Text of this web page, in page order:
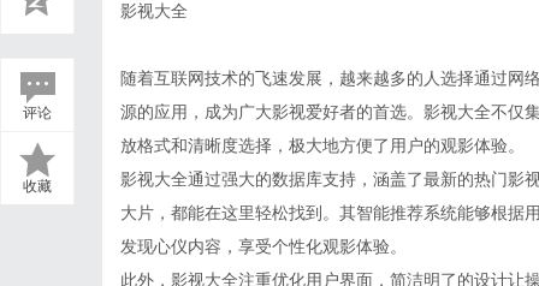
评论
收藏
影视大全
随着互联网技术的飞速发展，越来越多的人选择通过网
源的应用，成为广大影视爱好者的首选。影视大全不仅
放格式和清晰度选择，极大地方便了用户的观影体验。
影视大全通过强大的数据库支持，涵盖了最新的热门影
大片，都能在这里轻松找到。其智能推荐系统能够根据
发现心仪内容，享受个性化观影体验。
此外，影视大全注重优化用户界面，简洁明了的设计让